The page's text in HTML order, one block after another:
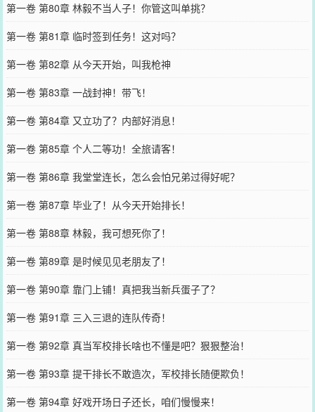
第一卷 第80章 林毅不当人子！你管这叫单挑？
第一卷 第81章 临时签到任务！这对吗？
第一卷 第82章 从今天开始，叫我枪神
第一卷 第83章 一战封神！带飞！
第一卷 第84章 又立功了？内部好消息！
第一卷 第85章 个人二等功！全旅请客！
第一卷 第86章 我堂堂连长，怎么会怕兄弟过得好呢？
第一卷 第87章 毕业了！从今天开始排长！
第一卷 第88章 林毅，我可想死你了！
第一卷 第89章 是时候见见老朋友了！
第一卷 第90章 靠门上铺！真把我当新兵蛋子了？
第一卷 第91章 三入三退的连队传奇！
第一卷 第92章 真当军校排长啥也不懂是吧？狠狠整治！
第一卷 第93章 提干排长不敢造次，军校排长随便欺负！
第一卷 第94章 好戏开场日子还长，咱们慢慢来！